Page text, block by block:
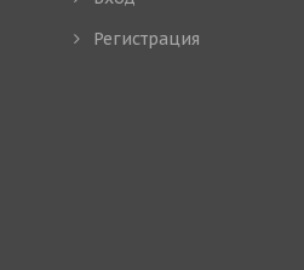
Регистрация